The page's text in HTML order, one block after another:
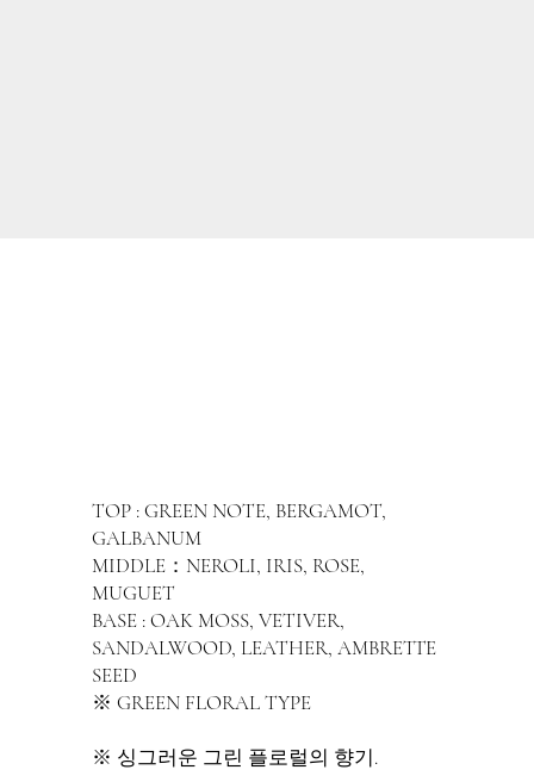
TOP : GREEN NOTE, BERGAMOT,
GALBANUM
MIDDLE：NEROLI, IRIS, ROSE,
MUGUET
BASE : OAK MOSS, VETIVER,
SANDALWOOD, LEATHER, AMBRETTE
SEED
※ GREEN FLORAL TYPE
※ 싱그러운 그린 플로럴의 향기.